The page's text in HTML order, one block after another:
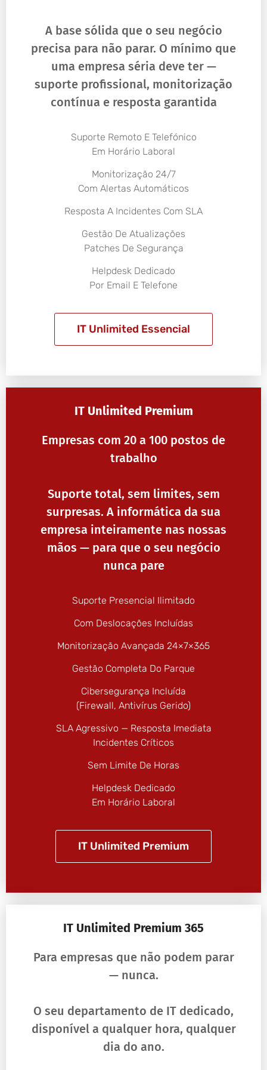
A base sólida que o seu negócio
precisa para não parar. O mínimo que
uma empresa séria deve ter —
suporte profissional, monitorização
contínua e resposta garantida
Suporte Remoto E Telefónico
Em Horário Laboral
Monitorização 24/7
Com Alertas Automáticos
Resposta A Incidentes Com SLA
Gestão De Atualizações
Patches De Segurança
Helpdesk Dedicado
Por Email E Telefone
IT Unlimited Essencial
IT Unlimited Premium
Empresas com 20 a 100 postos de
trabalho
Suporte total, sem limites, sem
surpresas. A informática da sua
empresa inteiramente nas nossas
mãos — para que o seu negócio
nunca pare
Suporte Presencial Ilimitado
Com Deslocações Incluídas
Monitorização Avançada 24×7×365
Gestão Completa Do Parque
Cibersegurança Incluída
(firewall, Antivírus Gerido)
SLA Agressivo — Resposta Imediata
Incidentes Críticos
Sem Limite De Horas
Helpdesk Dedicado
Em Horário Laboral
IT Unlimited Premium
IT Unlimited Premium 365
Para empresas que não podem parar
— nunca.
O seu departamento de IT dedicado,
disponível a qualquer hora, qualquer
dia do ano.